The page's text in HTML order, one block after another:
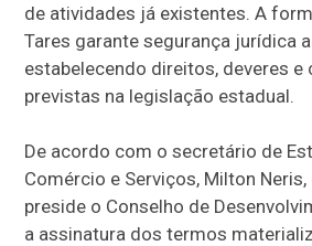
de atividades já existentes. A
Tares garante segurança jurídica
estabelecendo direitos, deveres e
previstas na legislação estadual.
De acordo com o secretário de
Comércio e Serviços, Milton
preside o Conselho de
a assinatura dos termos